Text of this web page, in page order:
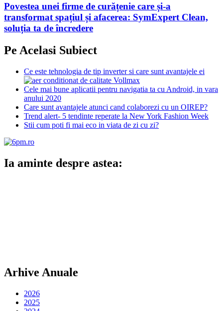
Povestea unei firme de curățenie care și-a
transformat spațiul și afacerea: SymExpert Clean,
soluția ta de încredere
Pe Acelasi Subiect
Ce este tehnologia de tip inverter si care sunt avantajele ei
Cele mai bune aplicatii pentru navigatia ta cu Android, in vara
anului 2020
Care sunt avantajele atunci cand colaborezi cu un OIREP?
Trend alert- 5 tendinte reperate la New York Fashion Week
Stii cum poti fi mai eco in viata de zi cu zi?
Ia aminte despre astea:
Arhive Anuale
2026
2025